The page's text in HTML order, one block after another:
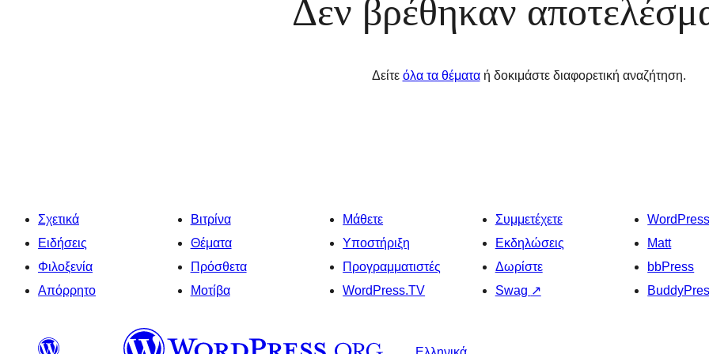
Δεν βρέθηκαν
Δείτε όλα τα θέματαή δοκιμάστε διαφορετική αναζήτηση.
Σχετικά
Ειδήσεις
Φιλοξενία
Απόρρητο
Βιτρίνα
Θέματα
Πρόσθετα
Μοτίβα
Μάθετε
Υποστήριξη
Προγραμματιστές
WordPress.TV
Συμμετέχετε
Εκδηλώσεις
Δωρίστε
Swag ↗
Matt
bbPress